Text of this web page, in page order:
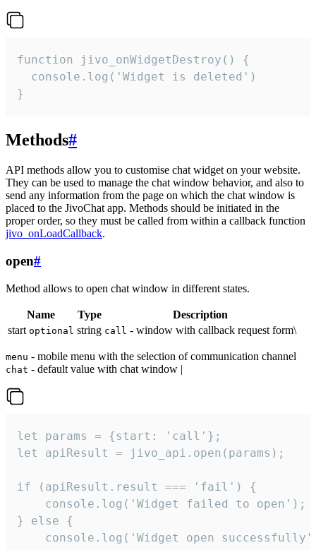
function jivo_onWidgetDestroy() {
  console.log('Widget is deleted')
}
Methods#
API methods allow you to customise chat widget on your website.
They can be used to manage the chat window behavior, and also to
send any information from the page on which the chat window is
placed to the JivoChat app. Methods should be initiated in the
proper order, so they must be called from within a callback function
jivo_onLoadCallback.
open#
Method allows to open chat window in different states.
Name Type
Description
start optional string call - window with callback request form\
menu - mobile menu with the selection of communication channel
chat - default value with chat window |
let params = {start: 'call'};
let apiResult = jivo_api.open(params);
if (apiResult.result === 'fail') {
    console.log('Widget failed to open');
} else {
console.log('Widget open